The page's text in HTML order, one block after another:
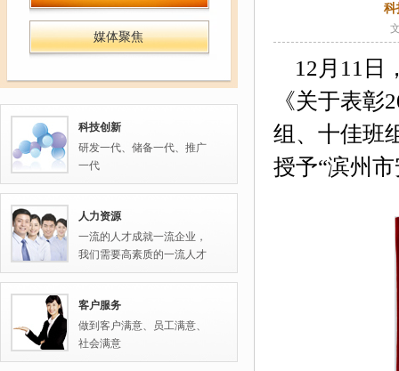
媒体聚焦
科技创新
研发一代、储备一代、推广
一代
人力资源
一流的人才成就一流企业，
我们需要高素质的一流人才
客户服务
做到客户满意、员工满意、
社会满意
科
12 月 11 日
《关于表彰
组、十佳班
授予“滨州